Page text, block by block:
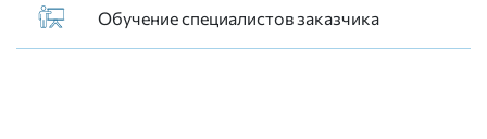
Обучение специалистов заказчика